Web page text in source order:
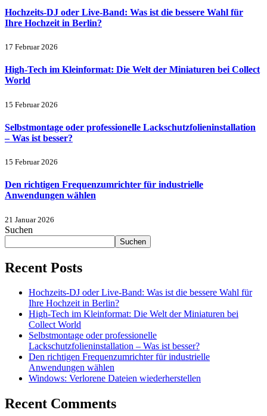
Hochzeits-DJ oder Live-Band: Was ist die bessere Wahl für
Ihre Hochzeit in Berlin?
17 Februar 2026
High-Tech im Kleinformat: Die Welt der Miniaturen bei Collect
World
15 Februar 2026
Selbstmontage oder professionelle Lackschutzfolieninstallation
– Was ist besser?
15 Februar 2026
Den richtigen Frequenzumrichter für industrielle
Anwendungen wählen
21 Januar 2026
Suchen
Suchen
Recent Posts
Hochzeits-DJ oder Live-Band: Was ist die bessere Wahl für
Ihre Hochzeit in Berlin?
High-Tech im Kleinformat: Die Welt der Miniaturen bei
Collect World
Selbstmontage oder professionelle
Lackschutzfolieninstallation – Was ist besser?
Den richtigen Frequenzumrichter für industrielle
Anwendungen wählen
Windows: Verlorene Dateien wiederherstellen
Recent Comments